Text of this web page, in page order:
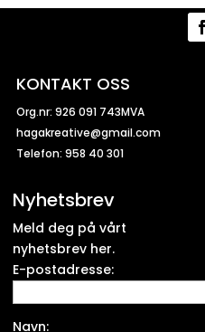
KONTAKT OSS
Org.nr: 926 091 743MVA
hagakreative@gmail.com
Telefon: 958 40 301
Nyhetsbrev
Meld deg på vårt
nyhetsbrev her.
E-postadresse:
Navn: